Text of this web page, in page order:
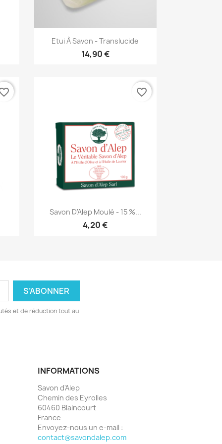
Aperçu rapide
Etui À Savon - Translucide
14,90 €
Aperçu rapide
Savon D'Alep Moulé - 15 %...
4,20 €
favorite_border
et de réduction tout au
INFORMATIONS
Savon d'Alep
Chemin des Eyrolles
60460 Blaincourt
France
Envoyez-nous un e-mail :
contact@savondalep.com